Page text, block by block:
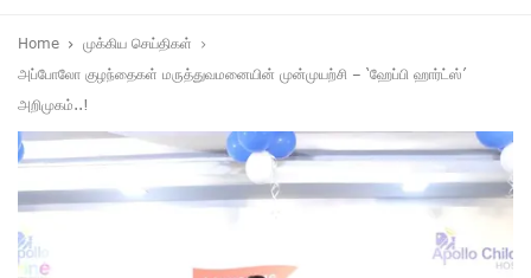
Home
முக்கிய செய்திகள்
அப்போலோ குழந்தைகள் மருத்துவமனையின் முன்முயற்சி – ‘ஹேப்பி ஹார்ட்ஸ்’
அறிமுகம்..!